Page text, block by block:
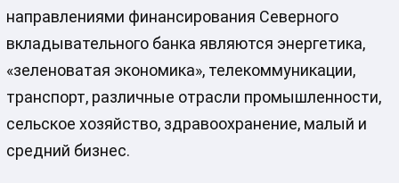
направлениями финансирования Северного
вкладывательного банка являются энергетика,
«зеленоватая экономика», телекоммуникации,
транспорт, различные отрасли промышленности,
сельское хозяйство, здравоохранение, малый и
средний бизнес.